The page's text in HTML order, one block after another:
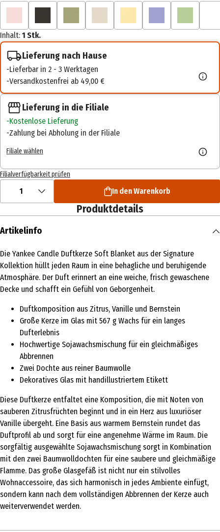
Inhalt: 1 Stk.
Lieferung nach Hause
Lieferbar in 2 - 3 Werktagen
Versandkostenfrei ab 49,00 €
Lieferung in die Filiale
Kostenlose Lieferung
Zahlung bei Abholung in der Filiale
Filiale wählen
Filialverfügbarkeit prüfen
1 In den Warenkorb
Produktdetails
Artikelinfo
Die Yankee Candle Duftkerze Soft Blanket aus der Signature
Kollektion hüllt jeden Raum in eine behagliche und beruhigende
Atmosphäre. Der Duft erinnert an eine weiche, frisch gewaschene
Decke und schafft ein Gefühl von Geborgenheit.
Duftkomposition aus Zitrus, Vanille und Bernstein
Große Kerze im Glas mit 567 g Wachs für ein langes
Dufterlebnis
Hochwertige Sojawachsmischung für ein gleichmäßiges
Abbrennen
Zwei Dochte aus reiner Baumwolle
Dekoratives Glas mit handillustriertem Etikett
Diese Duftkerze entfaltet eine Komposition, die mit Noten von
sauberen Zitrusfrüchten beginnt und in ein Herz aus luxuriöser
Vanille übergeht. Eine Basis aus warmem Bernstein rundet das
Duftprofil ab und sorgt für eine angenehme Wärme im Raum. Die
sorgfältig ausgewählte Sojawachsmischung sorgt in Kombination
mit den zwei Baumwolldochten für eine saubere und gleichmäßige
Flamme. Das große Glasgefäß ist nicht nur ein stilvolles
Wohnaccessoire, das sich harmonisch in jedes Ambiente einfügt,
sondern kann nach dem vollständigen Abbrennen der Kerze auch
weiterverwendet werden.